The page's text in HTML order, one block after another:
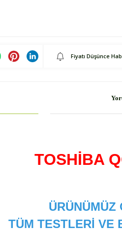
Fiyatı Düşünce
TOSHİBA
TÜM TESTLERİ VE